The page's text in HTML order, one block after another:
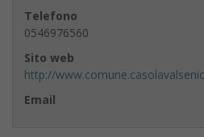
Telefono
0546976560
Sito web
http://
Email